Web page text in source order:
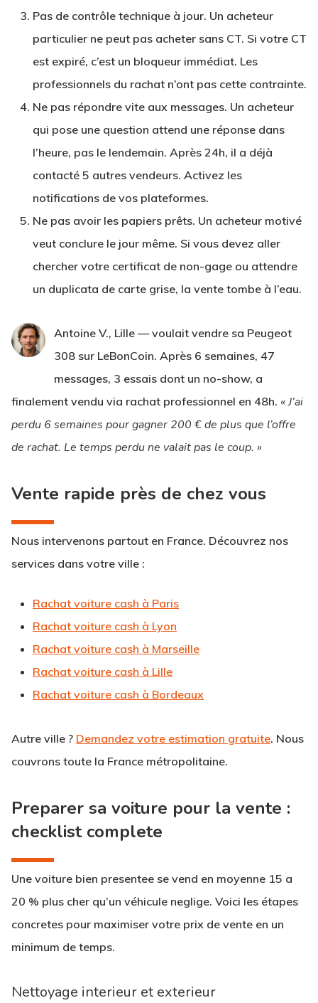
Pas de contrôle technique à jour. Un acheteur
particulier ne peut pas acheter sans CT. Si votre CT
est expiré, c’est un bloqueur immédiat. Les
professionnels du rachat n’ont pas cette contrainte.
Ne pas répondre vite aux messages. Un acheteur
qui pose une question attend une réponse dans
l’heure, pas le lendemain. Après 24h, il a déjà
contacté 5 autres vendeurs. Activez les
notifications de vos plateformes.
Ne pas avoir les papiers prêts. Un acheteur motivé
veut conclure le jour même. Si vous devez aller
chercher votre certificat de non-gage ou attendre
un duplicata de carte grise, la vente tombe à l’eau.
Antoine V., Lille — voulait vendre sa Peugeot
308 sur LeBonCoin. Après 6 semaines, 47
messages, 3 essais dont un no-show, a
finalement vendu via rachat professionnel en 48h. « J’ai
perdu 6 semaines pour gagner 200 € de plus que l’offre
de rachat. Le temps perdu ne valait pas le coup. »
Vente rapide près de chez vous
Nous intervenons partout en France. Découvrez nos
services dans votre ville :
Rachat voiture cash à Paris
Rachat voiture cash à Lyon
Rachat voiture cash à Marseille
Rachat voiture cash à Lille
Rachat voiture cash à Bordeaux
Autre ville ? Demandez votre estimation gratuite. Nous
couvrons toute la France métropolitaine.
Preparer sa voiture pour la vente :
checklist complete
Une voiture bien presentee se vend en moyenne 15 a
20 % plus cher qu’un véhicule neglige. Voici les étapes
concretes pour maximiser votre prix de vente en un
minimum de temps.
Nettoyage interieur et exterieur